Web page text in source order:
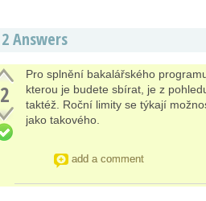
2 Answers
2
Pro splnění bakalářského
kterou je budete sbírat, je z
taktéž. Roční limity se týkají
jako takového.
add a comment